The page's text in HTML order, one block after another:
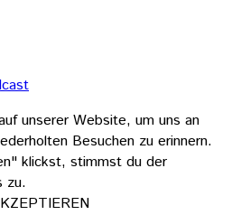
unserer Website, um uns an
Besuchen zu erinnern.
klickst, stimmst du der
zu.